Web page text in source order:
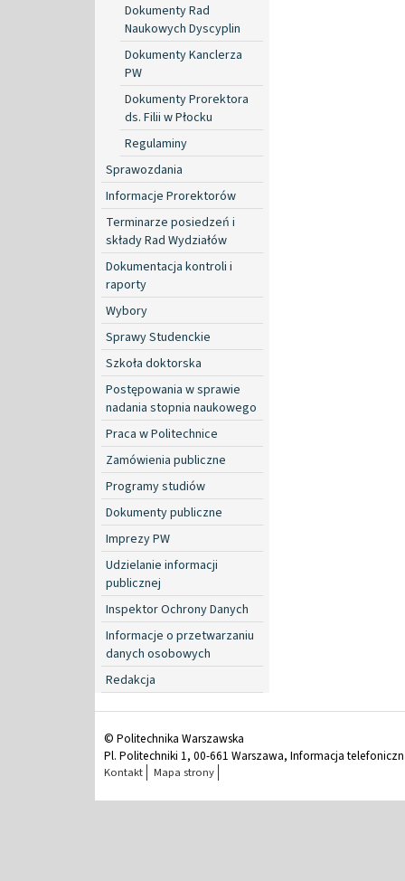
Dokumenty Rad
Naukowych Dyscyplin
Dokumenty Kanclerza
PW
Dokumenty Prorektora
ds. Filii w Płocku
Regulaminy
Sprawozdania
Informacje Prorektorów
Terminarze posiedzeń i
składy Rad Wydziałów
Dokumentacja kontroli i
raporty
Wybory
Sprawy Studenckie
Szkoła doktorska
Postępowania w sprawie
nadania stopnia naukowego
Praca w Politechnice
Zamówienia publiczne
Programy studiów
Dokumenty publiczne
Imprezy PW
Udzielanie informacji
publicznej
Inspektor Ochrony Danych
Informacje o przetwarzaniu
danych osobowych
Redakcja
© Politechnika Warszawska
Pl. Politechniki 1, 00-661 Warszawa, Informacja
Kontakt Mapa strony